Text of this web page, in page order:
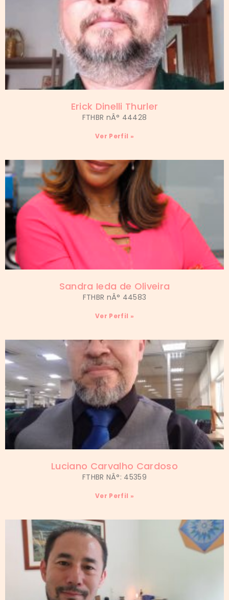
Erick Dinelli Thurler
FTHBR nÂ° 44428
Ver Perfil »
Sandra Ieda de Oliveira
FTHBR nÂ° 44583
Ver Perfil »
Luciano Carvalho Cardoso
FTHBR NÂ°: 45359
Ver Perfil »